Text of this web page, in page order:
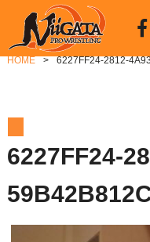
HOME 6227FF24-2812-
6227FF24-